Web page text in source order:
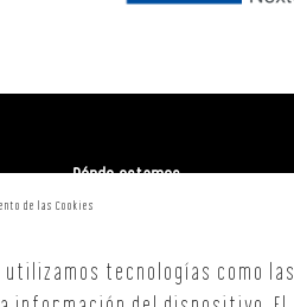
de las Cookies
tecnologías como las
Dónde estamos
Santiago de Compostela